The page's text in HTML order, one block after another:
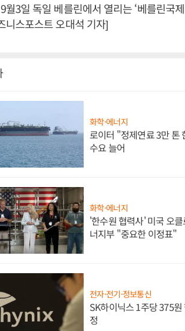
월3일 독일 베를린에서 열리는 ‘베를린국
니스포스트 오대석 기자]
화학·에너지
로이터 "정제연료 3만 톤
수요 늘어
화학·에너지
'한수원 협력사' 미국 오
너지부 "중요한 이정표"
전자·전기·정보통신
SK하이닉스 1주당 375
정